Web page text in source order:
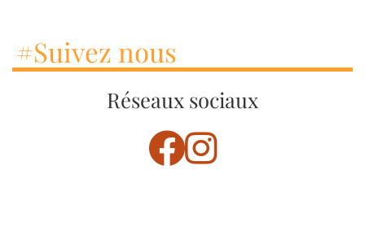
#Suivez nous
Réseaux sociaux